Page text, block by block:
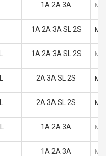
1A 2A 3A M
1A 2A 3A SL 2S M
1A 2A 3A SL 2S M
2A 3A SL 2S M
2A 3A SL 2S M
1A 2A 3A M
1A 2A 3A M